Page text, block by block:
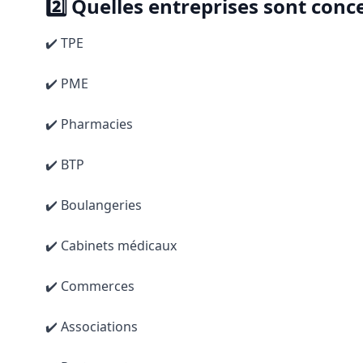
2️⃣ Quelles entreprises sont
✔️ TPE
✔️ PME
✔️ Pharmacies
✔️ BTP
✔️ Boulangeries
✔️ Cabinets médicaux
✔️ Commerces
✔️ Associations